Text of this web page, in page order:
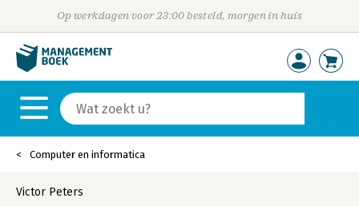
Op werkdagen voor 23:00 besteld, morgen in huis
Computer en informatica
Victor Peters